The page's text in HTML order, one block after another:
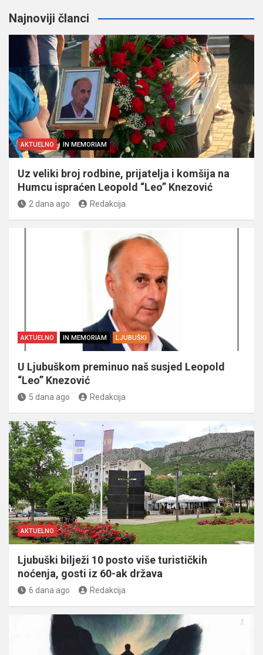
Najnoviji članci
AKTUELNO IN MEMORIAM
Uz veliki broj rodbine, prijatelja i komšija na
Humcu ispraćen Leopold “Leo” Knezović
2 dana ago Redakcija
AKTUELNO IN MEMORIAM LJUBUŠKI
U Ljubuškom preminuo naš susjed Leopold
“Leo” Knezović
5 dana ago Redakcija
AKTUELNO
Ljubuški bilježi 10 posto više turističkih
noćenja, gosti iz 60-ak država
6 dana ago Redakcija